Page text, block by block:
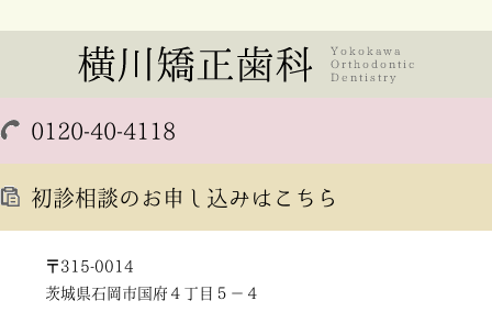
0120-40-4118
初診相談のお申し込みはこちら
〒315-0014
茨城県石岡市国府４丁目５－４